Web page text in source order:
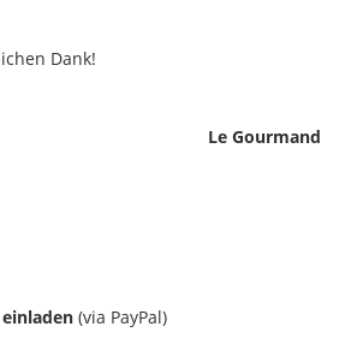
Dank!
Le Gourmand
(via PayPal)